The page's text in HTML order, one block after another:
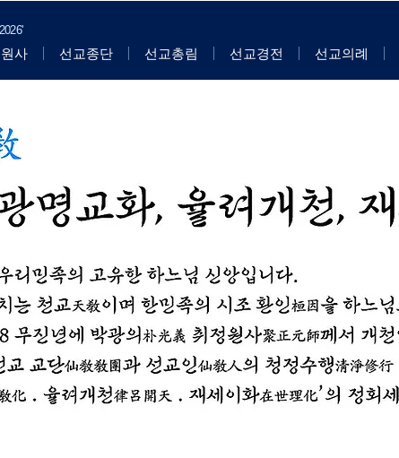
2026'
사 선교종단 선교총림 선교경전 선교의례